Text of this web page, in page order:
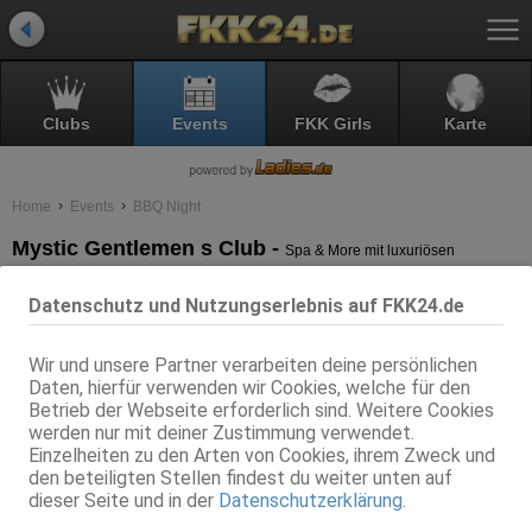
Datenschutz und Nutzungserlebnis auf FKK24.de
Wir und unsere Partner verarbeiten deine persönlichen
Daten, hierfür verwenden wir Cookies, welche für den
Betrieb der Webseite erforderlich sind. Weitere Cookies
werden nur mit deiner Zustimmung verwendet.
Einzelheiten zu den Arten von Cookies, ihrem Zweck und
den beteiligten Stellen findest du weiter unten auf
dieser Seite und in der Datenschutzerklärung.
Clubs Events FKK Girls Karte
Home Events BBQ Night
Mystic Gentlemen s Club - Spa & More mit luxuriösen
BBQ Night